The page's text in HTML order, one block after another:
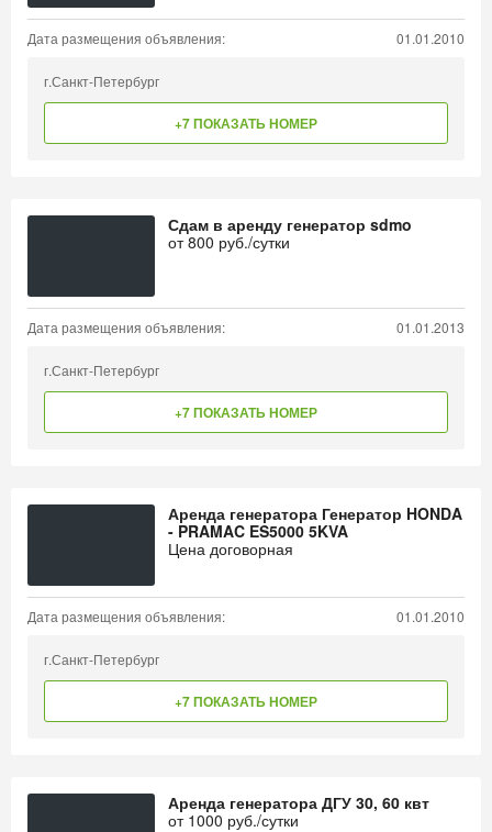
Дата размещения объявления: 01.01.2010
г.Санкт-Петербург
+7 ПОКАЗАТЬ НОМЕР
Сдам в аренду генератор sdmo
от800 руб./сутки
Дата размещения объявления: 01.01.2013
г.Санкт-Петербург
+7 ПОКАЗАТЬ НОМЕР
Аренда генератора Генератор HONDA
- PRAMAC ES5000 5KVA
Цена договорная
Дата размещения объявления: 01.01.2010
г.Санкт-Петербург
+7 ПОКАЗАТЬ НОМЕР
Аренда генератора ДГУ 30, 60 квт
от 1000 руб./сутки